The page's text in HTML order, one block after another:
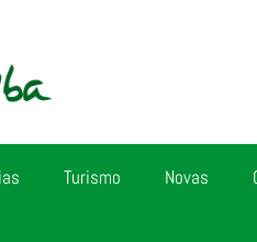
Turismo Novas